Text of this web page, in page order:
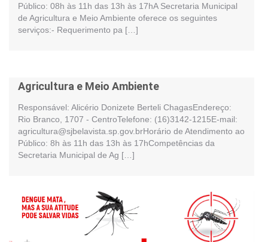
Público: 08h às 11h das 13h às 17hA Secretaria Municipal
de Agricultura e Meio Ambiente oferece os seguintes
serviços:- Requerimento pa […]
Agricultura e Meio Ambiente
Responsável: Alicério Donizete Berteli ChagasEndereço:
Rio Branco, 1707 - CentroTelefone: (16)3142-1215E-mail:
agricultura@sjbelavista.sp.gov.brHorário de Atendimento ao
Público: 8h às 11h das 13h às 17hCompetências da
Secretaria Municipal de Ag […]